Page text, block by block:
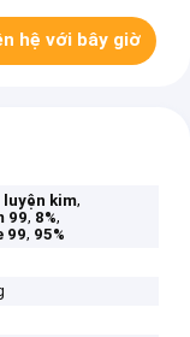
hệ với bây giờ
luyện kim,
99, 8%,
99, 95%